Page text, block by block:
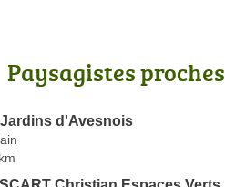
Paysagistes proches
Jardins d'Avesnois